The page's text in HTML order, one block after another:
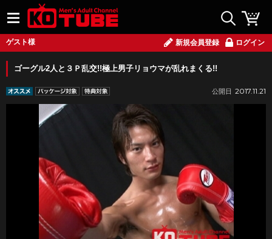
ゲスト様 新規会員登録 ログイン
ゴーグル2人と３Ｐ乱交!!極上男子リョウマが乱れまくる!!
2017.11.21